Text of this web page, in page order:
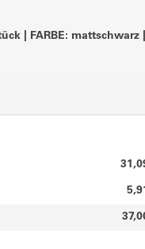
FARBE: mattschwarz